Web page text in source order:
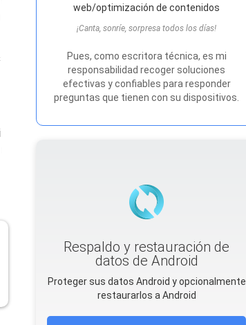
web/optimización de contenidos
¡Canta, sonríe, sorpresa todos los días!
Pues, como escritora técnica, es mi
responsabilidad recoger soluciones
efectivas y confiables para responder
preguntas que tienen con su dispositivos.
Respaldo y restauración de
datos de Android
Proteger sus datos Android y opcionalmente
restaurarlos a Android